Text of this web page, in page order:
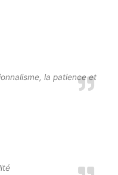
la patience et